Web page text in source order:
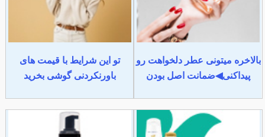
بالاخره میتونی عطر دلخواهت رو
پیداکنی◀ضمانت اصل بودن
تو این شرایط با قیمت های
باورنکردنی گوشی بخرید